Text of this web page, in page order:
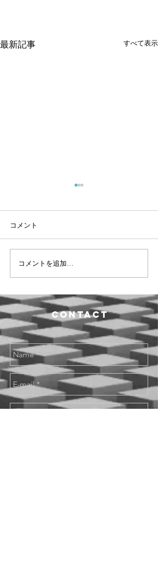
最新記事 すべて表示
国連極東アジア犯罪防止
研修所で実施した第２７
研修において、ABCJ
弁護士４名が講義を行い
ました。
コメント
コメントを追加…
Contact